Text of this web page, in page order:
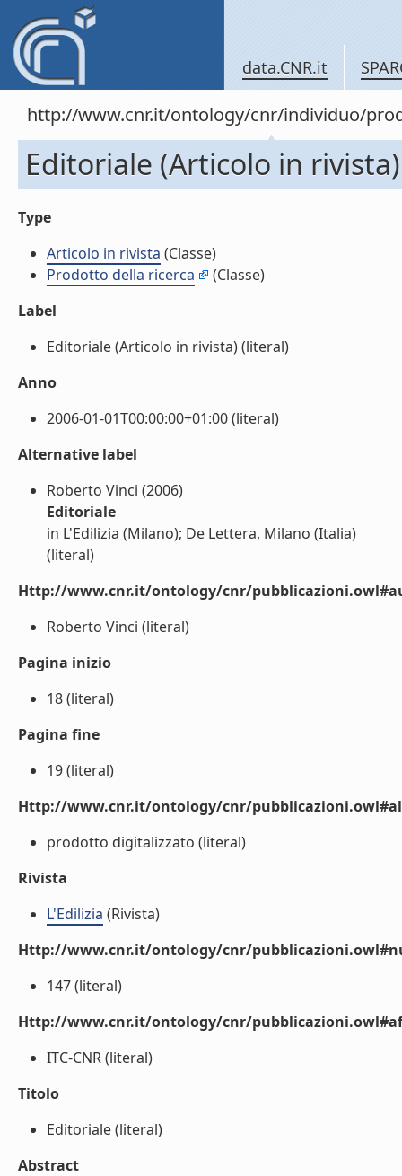
data.CNR.it
http://www.cnr.it/ontology/cnr/individuo/
Editoriale (Articolo in rivista)
Type
Articolo in rivista (Classe)
Prodotto della ricerca
(Classe)
Label
Editoriale (Articolo in rivista) (literal)
Anno
2006-01-01T00:00:00+01:00 (literal)
Alternative label
Roberto Vinci (2006)
Editoriale
in L'Edilizia (Milano); De Lettera, Milano (Italia)
(literal)
Http://www.cnr.it/ontology/cnr/
Roberto Vinci (literal)
Pagina inizio
18 (literal)
Pagina fine
19 (literal)
Http://www.cnr.it/ontology/cnr/
prodotto digitalizzato (literal)
Rivista
L'Edilizia (Rivista)
Http://www.cnr.it/ontology/cnr/
147 (literal)
Http://www.cnr.it/ontology/cnr/
ITC-CNR (literal)
Titolo
Editoriale (literal)
Abstract